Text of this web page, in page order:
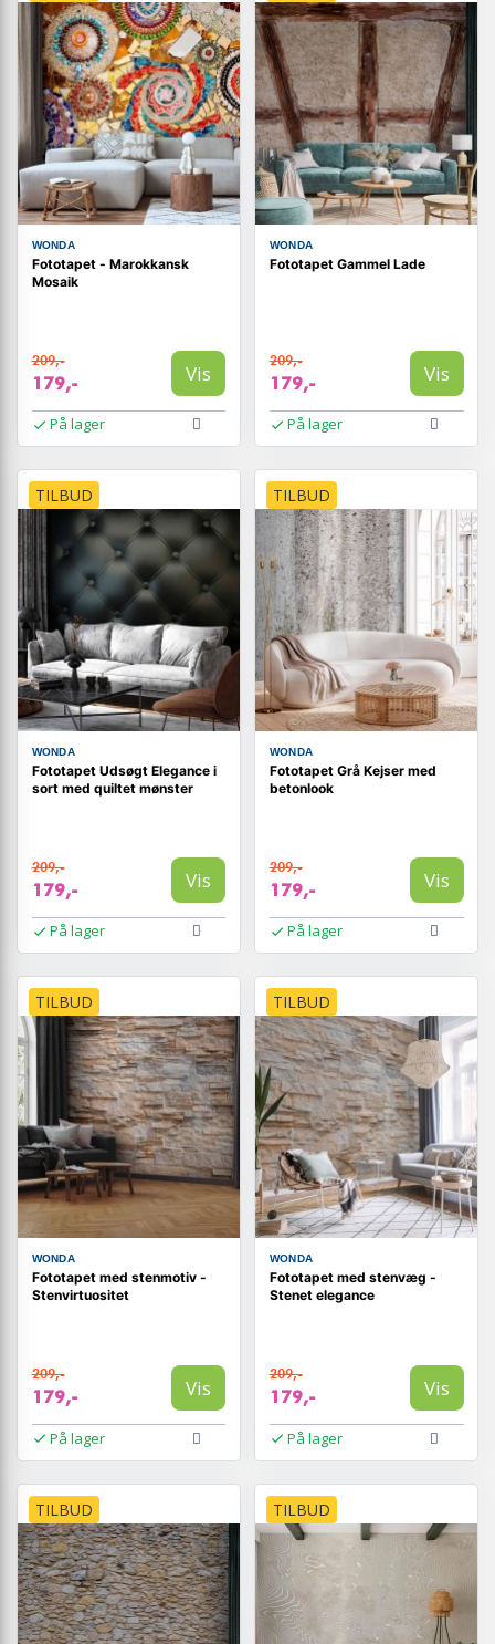
WONDA
Fototapet - Marokkansk
Mosaik
209,-
179,- Vis
På lager
WONDA
Fototapet Gammel Lade
209,-
179,- Vis
På lager
TILBUD
WONDA
Fototapet Udsøgt Elegance i
sort med quiltet mønster
209,-
179,- Vis
På lager
TILBUD
WONDA
Fototapet Grå Kejser med
betonlook
209,-
179,- Vis
På lager
TILBUD
WONDA
Fototapet med stenmotiv -
Stenvirtuositet
209,-
179,- Vis
På lager
TILBUD
WONDA
Fototapet med stenvæg -
Stenet elegance
209,-
179,- Vis
På lager
TILBUD TILBUD